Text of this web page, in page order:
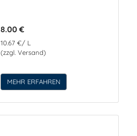
8.00 €
10.67 €/ L
(zzgl. Versand)
MEHR ERFAHREN